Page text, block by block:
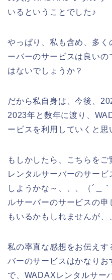
いるということでした♪
やっぱり、私も含め、多
ーバーのサービスは良い
はないでしょうか？
だから私自身は、今後、
2023年と数年に渡り、
ービスを利用していくと思
もしかしたら、こちらを
レンタルサーバーのサービ
しようかな～、、、（´＿
ルサーバーのサービスの
もいるかもしれませんが、
私の率直な感想をお伝え
バーのサービスはかなり
で、WADAXレンタルサー